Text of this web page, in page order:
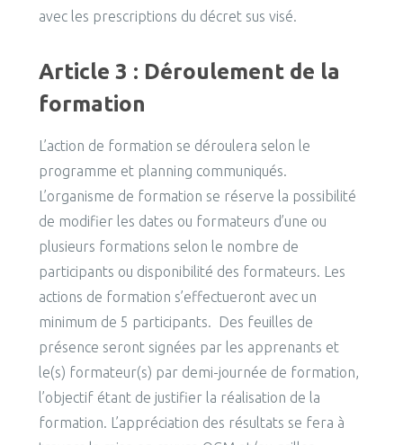
avec les prescriptions du décret sus visé.
Article 3 : Déroulement de la
formation
L’action de formation se déroulera selon le
programme et planning communiqués.
L’organisme de formation se réserve la possibilité
de modifier les dates ou formateurs d’une ou
plusieurs formations selon le nombre de
participants ou disponibilité des formateurs. Les
actions de formation s’effectueront avec un
minimum de 5 participants. Des feuilles de
présence seront signées par les apprenants et
le(s) formateur(s) par demi-journée de formation,
l’objectif étant de justifier la réalisation de la
formation. L’appréciation des résultats se fera à